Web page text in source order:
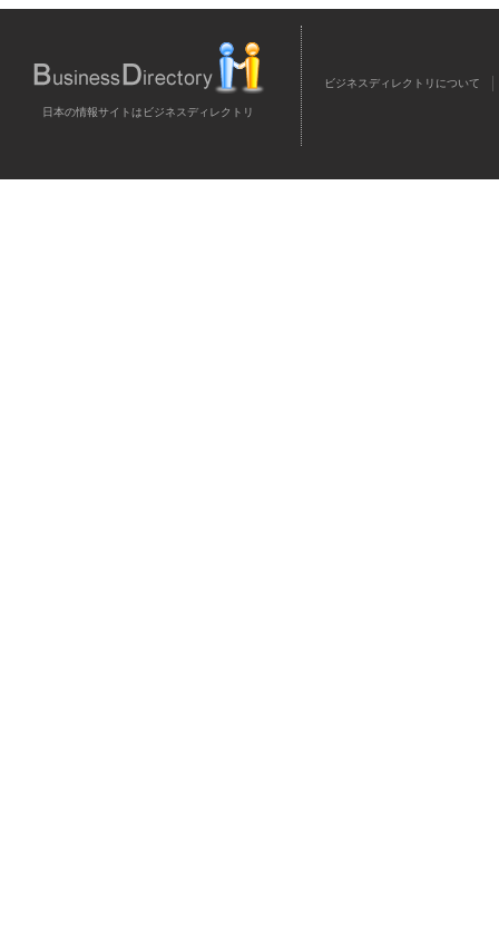
日本の情報サイトはビジネスディレクトリ
ビジネスディレクトリについて